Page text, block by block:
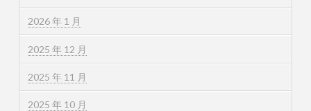
2026 年 1 月
2025 年 12 月
2025 年 11 月
2025 年 10 月